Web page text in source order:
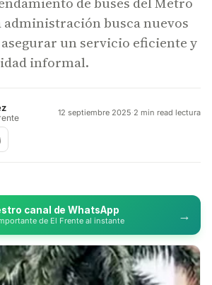
administración busca nuevos
un servicio eficiente y
informal.
12 septiembre 2025·2 min read lectura
canal de WhatsApp
de El Frente al instante →